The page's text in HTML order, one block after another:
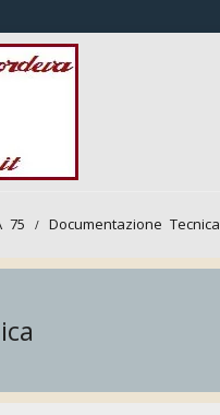
75 Documentazione Tecnica